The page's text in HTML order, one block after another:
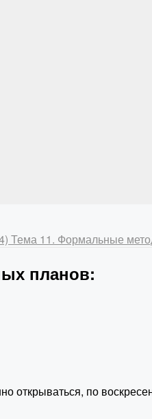
Тема 11. Формальные
планов:
открываться, по